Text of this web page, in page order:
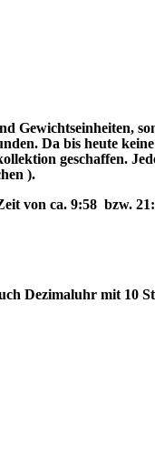
Gewichtseinheiten,
Da bis heute
geschaffen.
).
von ca. 9:58 bzw.
Dezimaluhr mit 10